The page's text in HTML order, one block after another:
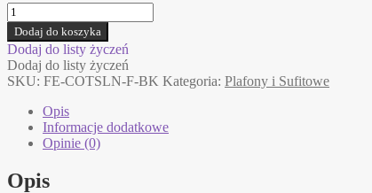
ilość
COTSWOLD
LANE
Elstead
plafon
Dodaj do koszyka
Dodaj do listy życzeń
Dodaj do listy życzeń
SKU: FE-COTSLN-F-BK Kategoria: Plafony i Sufitowe
Opis
Informacje dodatkowe
Opinie (0)
Opis